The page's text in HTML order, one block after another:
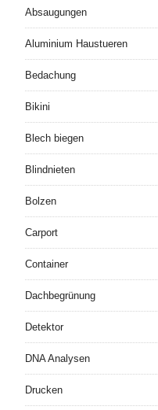
Absaugungen
Aluminium Haustueren
Bedachung
Bikini
Blech biegen
Blindnieten
Bolzen
Carport
Container
Dachbegrünung
Detektor
DNA Analysen
Drucken